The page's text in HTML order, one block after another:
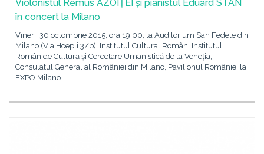
Violonistul Remus AZOIȚEI și pianistul Eduard STAN
în concert la Milano
Vineri, 30 octombrie 2015, ora 19:00, la Auditorium San Fedele din
Milano (Via Hoepli 3/b), Institutul Cultural Român, Institutul
Român de Cultură și Cercetare Umanistică de la Veneția,
Consulatul General al României din Milano, Pavilionul României la
EXPO Milano